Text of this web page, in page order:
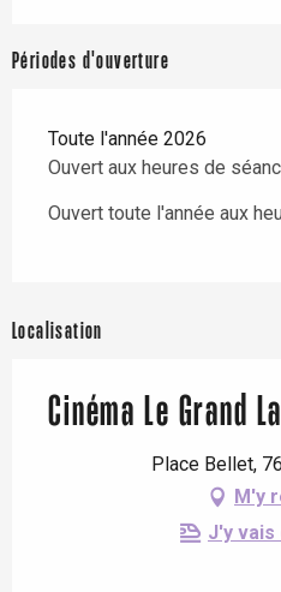
Périodes d'ouverture
Toute l'année 2026
Ouvert aux heures de
Ouvert toute l'année aux
Localisation
Cinéma Le Grand
Place Bellet,
M'y
J'y vais